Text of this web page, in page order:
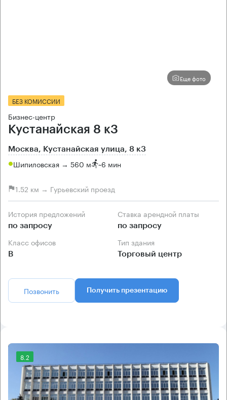
Еще фото
БЕЗ КОМИССИИ
Бизнес-центр
Кустанайская 8 к3
Москва, Кустанайская улица, 8 к3
Шипиловская → 560 м ~6 мин
1.52 км → Гурьевский проезд
История предложений
по запросу
Ставка арендной платы
по запросу
Класс офисов
B
Тип здания
Торговый центр
Позвонить Получить презентацию
8.2